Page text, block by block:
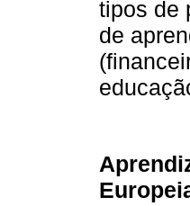
tipos de
de